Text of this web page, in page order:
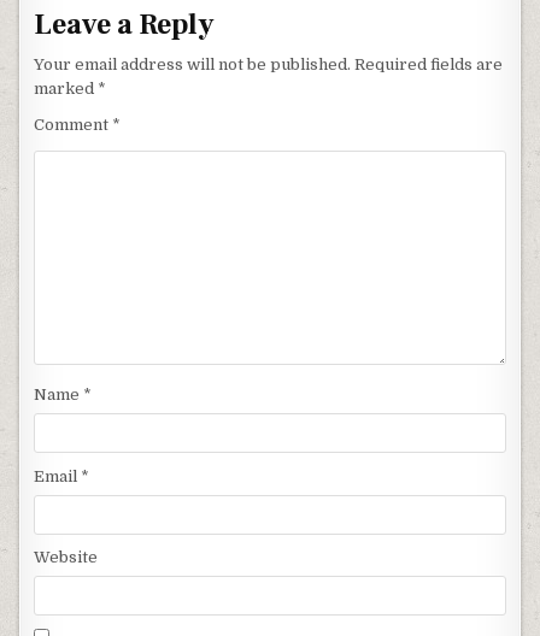
Leave a Reply
Your email address will not be published. Required fields are
marked *
Comment *
Name *
Email *
Website